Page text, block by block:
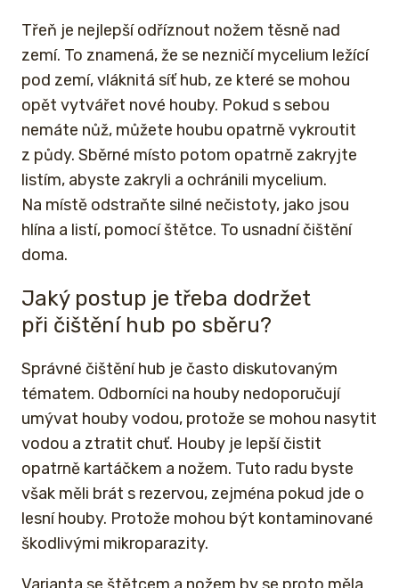
Třeň je nejlepší odříznout nožem těsně nad
zemí. To znamená, že se nezničí mycelium ležící
pod zemí, vláknitá síť hub, ze které se mohou
opět vytvářet nové houby. Pokud s sebou
nemáte nůž, můžete houbu opatrně vykroutit
z půdy. Sběrné místo potom opatrně zakryjte
listím, abyste zakryli a ochránili mycelium.
Na místě odstraňte silné nečistoty, jako jsou
hlína a listí, pomocí štětce. To usnadní čištění
doma.
Jaký postup je třeba dodržet
při čištění hub po sběru?
Správné čištění hub je často diskutovaným
tématem. Odborníci na houby nedoporučují
umývat houby vodou, protože se mohou nasytit
vodou a ztratit chuť. Houby je lepší čistit
opatrně kartáčkem a nožem. Tuto radu byste
však měli brát s rezervou, zejména pokud jde o
lesní houby. Protože mohou být kontaminované
škodlivými mikroparazity.